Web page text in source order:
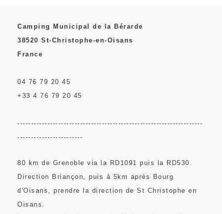
Camping Municipal de la Bérarde
38520 St-Christophe-en-Oisans
France
04 76 79 20 45
+33 4 76 79 20 45
--------------------------------------------------------------------
------------------------
80 km de Grenoble via la RD1091 puis la RD530.
Direction Briançon, puis à 5km après Bourg
d'Oisans, prendre la direction de St Christophe en
Oisans.